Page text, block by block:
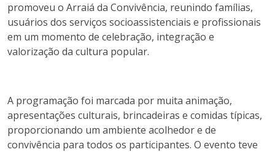
promoveu o Arraiá da Convivência, reunindo famílias,
usuários dos serviços socioassistenciais e profissionais
em um momento de celebração, integração e
valorização da cultura popular.
A programação foi marcada por muita animação,
apresentações culturais, brincadeiras e comidas típicas,
proporcionando um ambiente acolhedor e de
convivência para todos os participantes. O evento teve